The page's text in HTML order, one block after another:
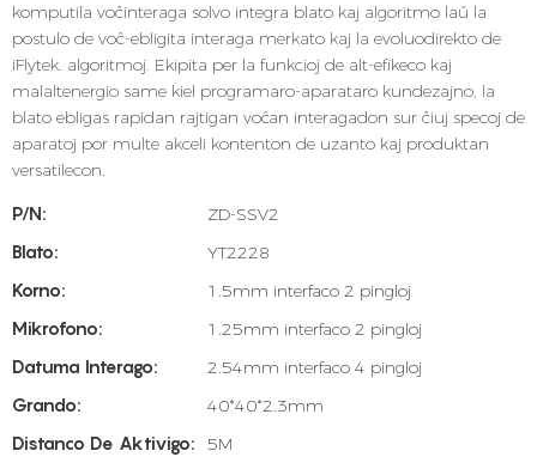
komputila voĉinteraga solvo integra blato kaj algoritmo laŭ la
postulo de voĉ-ebligita interaga merkato kaj la evoluodirekto de
iFlytek. algoritmoj. Ekipita per la funkcioj de alt-efikeco kaj
malaltenergio same kiel programaro-aparataro kundezajno, la
blato ebligas rapidan rajtigan voĉan interagadon sur ĉiuj specoj de
aparatoj por multe akceli kontenton de uzanto kaj produktan
versatilecon.
P/N:
ZD-SSV2
Blato:
YT2228
Korno:
1.5mm interfaco 2 pingloj
Mikrofono:
1.25mm interfaco 2 pingloj
Datuma Interago:
2.54mm interfaco 4 pingloj
Grando:
40*40*2.3mm
Distanco De Aktivigo:
5M